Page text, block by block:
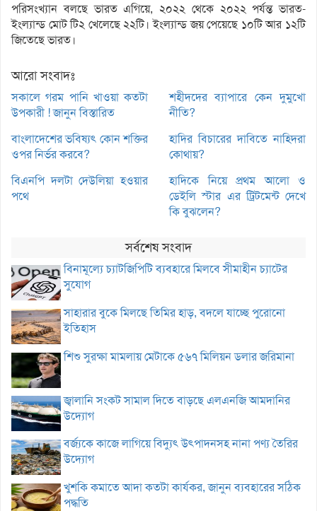
পরিসংখ্যান বলছে ভারত এগিয়ে, ২০২২ থেকে ২০২২ পর্যন্ত ভারত-
ইংল্যান্ড মোট টি২ খেলেছে ২২টি। ইংল্যান্ড জয় পেয়েছে ১০টি আর ১২টি
জিতেছে ভারত।
আরো সংবাদঃ
সকালে গরম পানি খাওয়া কতটা
উপকারী ! জানুন বিস্তারিত
শহীদদের ব্যাপারে কেন দুমুখো
নীতি?
বাংলাদেশের ভবিষ্যৎ কোন শক্তির
ওপর নির্ভর করবে?
হাদির বিচারের দাবিতে নাহিদরা
কোথায়?
বিএনপি দলটা দেউলিয়া হওয়ার
পথে
হাদিকে নিয়ে প্রথম আলো ও
ডেইলি স্টার এর ট্রিটমেন্ট দেখে
কি বুঝলেন?
সর্বশেষ সংবাদ
বিনামূল্যে চ্যাটজিপিটি ব্যবহারে মিলবে সীমাহীন চ্যাটের
সুযোগ
সাহারার বুকে মিলছে তিমির হাড়, বদলে যাচ্ছে পুরোনো
ইতিহাস
শিশু সুরক্ষা মামলায় মেটাকে ৫৬৭ মিলিয়ন ডলার জরিমানা
জ্বালানি সংকট সামাল দিতে বাড়ছে এলএনজি আমদানির
উদ্যোগ
বর্জ্যকে কাজে লাগিয়ে বিদ্যুৎ উৎপাদনসহ নানা পণ্য তৈরির
উদ্যোগ
খুশকি কমাতে আদা কতটা কার্যকর, জানুন ব্যবহারের সঠিক
পদ্ধতি